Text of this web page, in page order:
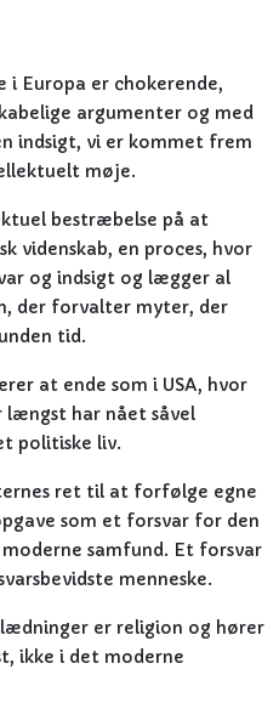
i Europa er chokerende,
argumenter og med
indsigt, vi er kommet frem
møje.
bestræbelse på at
videnskab, en proces, hvor
og indsigt og lægger al
der forvalter myter, der
tid.
at ende som i USA, hvor
længst har nået såvel
politiske liv.
ret til at forfølge egne
som et forsvar for den
samfund. Et forsvar
menneske.
er religion og hører
ikke i det moderne